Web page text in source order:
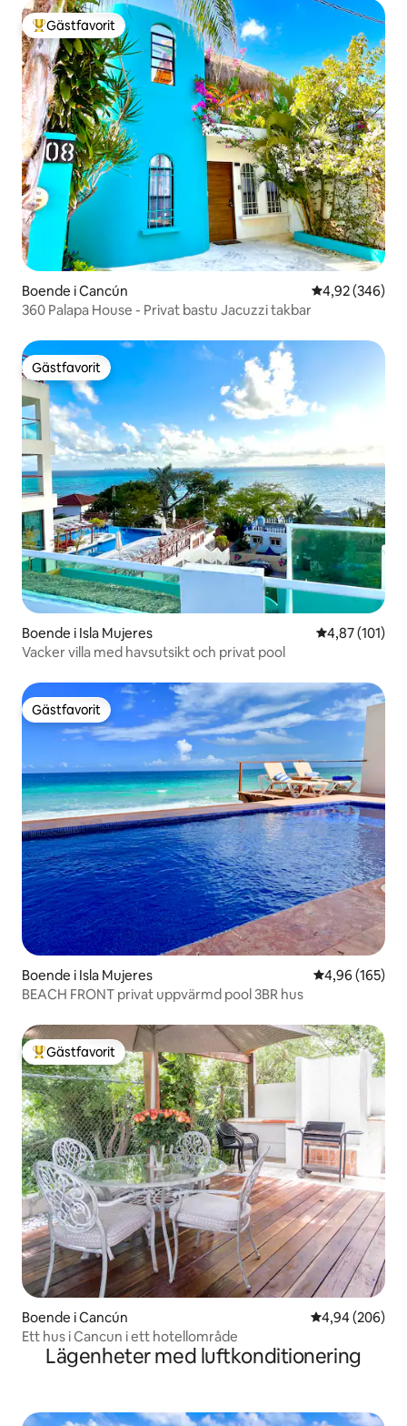
Populär gästfavorit
Gästfavorit
Boende i Cancún 4,92 av 5 i
4,92 (346)
360 Palapa House - Privat bastu Jacuzzi takbar
Gästfavorit
Gästfavorit
Boende i Isla Mujeres 4,87 av 5 i
4,87 (101)
Vacker villa med havsutsikt och privat pool
Gästfavorit
Gästfavorit
Boende i Isla Mujeres 4,96 av 5 i
4,96 (165)
BEACH FRONT privat uppvärmd pool 3BR hus
Populär gästfavorit
Gästfavorit
Boende i Cancún 4,94 av 5 i
4,94 (206)
Ett hus i Cancun i ett hotellområde
Lägenheter med luftkonditionering